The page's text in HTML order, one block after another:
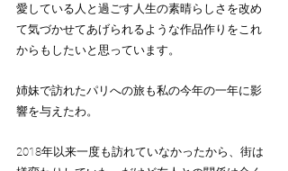
愛している人と過ごす人生の素晴らしさを改め
て気づかせてあげられるような作品作りをこれ
からもしたいと思っています。
姉妹で訪れたパリへの旅も私の今年の一年に影
響を与えたわ。
2018年以来一度も訪れていなかったから、街は